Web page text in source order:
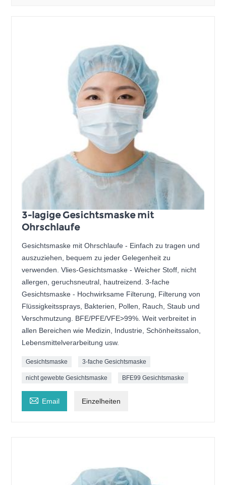
3-lagige Gesichtsmaske mit
Ohrschlaufe
Gesichtsmaske mit Ohrschlaufe - Einfach zu tragen und
auszuziehen, bequem zu jeder Gelegenheit zu
verwenden. Vlies-Gesichtsmaske - Weicher Stoff, nicht
allergen, geruchsneutral, hautreizend. 3-fache
Gesichtsmaske - Hochwirksame Filterung, Filterung von
Flüssigkeitssprays, Bakterien, Pollen, Rauch, Staub und
Verschmutzung. BFE/PFE/VFE>99%. Weit verbreitet in
allen Bereichen wie Medizin, Industrie, Schönheitssalon,
Lebensmittelverarbeitung usw.
Gesichtsmaske 3-fache Gesichtsmaske
nicht gewebte Gesichtsmaske BFE99 Gesichtsmaske
 Email Einzelheiten